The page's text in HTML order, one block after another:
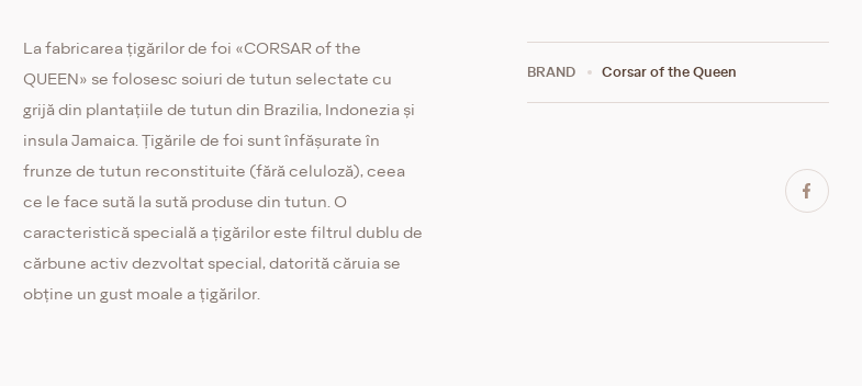
La fabricarea țigărilor de foi «CORSAR of the
QUEEN» se folosesc soiuri de tutun selectate cu
grijă din plantațiile de tutun din Brazilia, Indonezia și
insula Jamaica. Țigările de foi sunt înfășurate în
frunze de tutun reconstituite (fără celuloză), ceea
ce le face sută la sută produse din tutun. O
caracteristică specială a țigărilor este filtrul dublu de
cărbune activ dezvoltat special, datorită căruia se
obține un gust moale a țigărilor.
BRAND Corsar of the Queen